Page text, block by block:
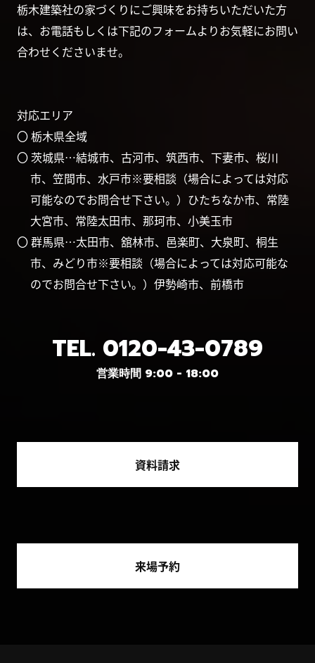
栃木建築社の家づくりにご興味をお持ちいただいた方
は、お電話もしくは下記のフォームよりお気軽にお問い
合わせくださいませ。
対応エリア
〇 栃木県全域
〇 茨城県…結城市、古河市、筑西市、下妻市、桜川
市、笠間市、水戸市※要相談（場合によっては対応
可能なのでお問合せ下さい。）ひたちなか市、常陸
大宮市、常陸太田市、那珂市、小美玉市
〇 群馬県…太田市、舘林市、邑楽町、大泉町、桐生
市、みどり市※要相談（場合によっては対応可能な
のでお問合せ下さい。）伊勢崎市、前橋市
TEL. 0120-43-0789
営業時間 9:00 - 18:00
資料請求
来場予約